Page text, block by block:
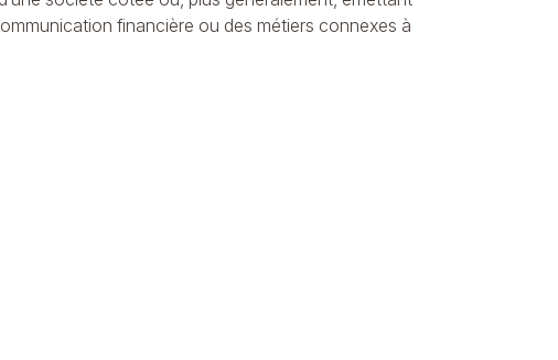
financière ou des métiers connexes à